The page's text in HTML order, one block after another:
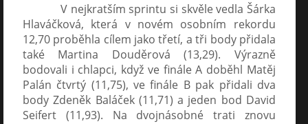
V nejkratším sprintu si skvěle vedla Šárka
Hlaváčková, která v novém osobním rekordu
12,70 proběhla cílem jako třetí, a tři body přidala
také Martina Douděrová (13,29). Výrazně
bodovali i chlapci, když ve finále A doběhl Matěj
Palán čtvrtý (11,75), ve finále B pak přidali dva
body Zdeněk Baláček (11,71) a jeden bod David
Seifert (11,93). Na dvojnásobné trati znovu